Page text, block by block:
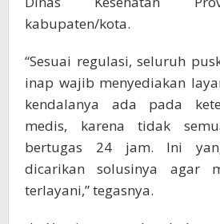
kabupaten/kota.
“Sesuai regulasi, seluruh
inap wajib menyediakan
kendalanya ada pada
medis, karena tidak
bertugas 24 jam. Ini
dicarikan solusinya agar
terlayani,” tegasnya.